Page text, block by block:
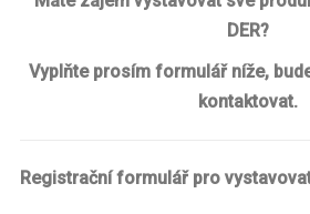
HISTORIE
DER?
Vyplňte prosím formulář níže,
kontaktovat.
Registrační formulář pro